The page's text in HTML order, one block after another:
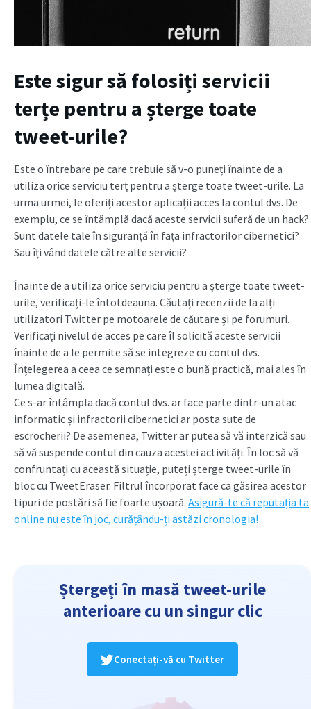
Este sigur să folosiți servicii
terțe pentru a șterge toate
tweet-urile?
Este o întrebare pe care trebuie să v-o puneți înainte de a
utiliza orice serviciu terț pentru a șterge toate tweet-urile. La
urma urmei, le oferiți acestor aplicații acces la contul dvs. De
exemplu, ce se întâmplă dacă aceste servicii suferă de un hack?
Sunt datele tale în siguranță în fața infractorilor cibernetici?
Sau îți vând datele către alte servicii?
Înainte de a utiliza orice serviciu pentru a șterge toate tweet-
urile, verificați-le întotdeauna. Căutați recenzii de la alți
utilizatori Twitter pe motoarele de căutare și pe forumuri.
Verificați nivelul de acces pe care îl solicită aceste servicii
înainte de a le permite să se integreze cu contul dvs.
Înțelegerea a ceea ce semnați este o bună practică, mai ales în
lumea digitală.
Ce s-ar întâmpla dacă contul dvs. ar face parte dintr-un atac
informatic și infractorii cibernetici ar posta sute de
escrocherii? De asemenea, Twitter ar putea să vă interzică sau
să vă suspende contul din cauza acestei activități. În loc să vă
confruntați cu această situație, puteți șterge tweet-urile în
bloc cu TweetEraser. Filtrul încorporat face ca găsirea acestor
tipuri de postări să fie foarte ușoară. Asigură-te că reputația ta
online nu este în joc, curățându-ți astăzi cronologia!
Ștergeți în masă tweet-urile
anterioare cu un singur clic
Conectați-vă cu Twitter